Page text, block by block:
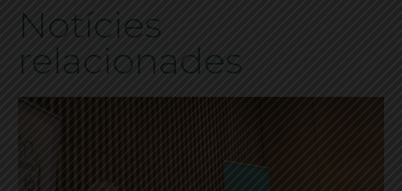
Notícies
relacionades